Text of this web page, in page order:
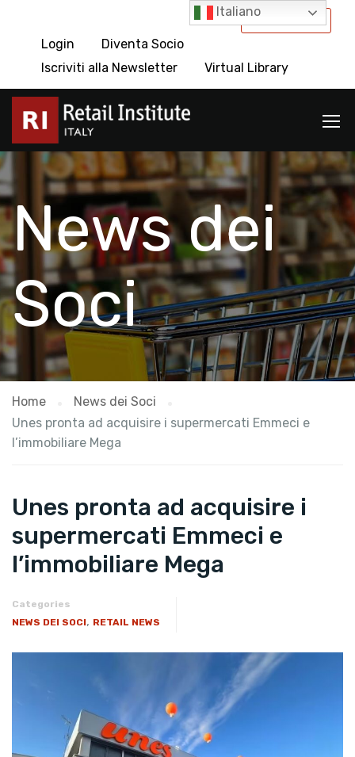
International
Login
Diventa Socio
Iscriviti alla Newsletter
Virtual Library
News dei
Soci
Home
News dei Soci
Unes pronta ad acquisire i supermercati Emmeci e
l’immobiliare Mega
Unes pronta ad acquisire i
supermercati Emmeci e
l’immobiliare Mega
Categories
NEWS DEI SOCI, RETAIL NEWS
Italiano